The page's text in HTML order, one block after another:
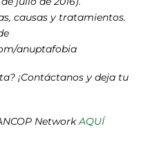
causas y tratamientos.
anuptafobia
¡Contáctanos y deja tu
NetworkAQUÍ